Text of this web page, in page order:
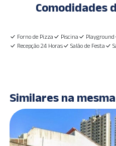
Comodidades
Forno de Pizza Piscina Playground
Recepção 24 Horas
Salão de Festa
Similares na